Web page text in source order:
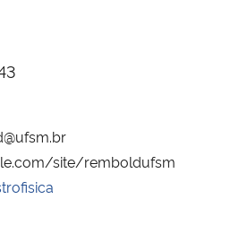
site/remboldufsm